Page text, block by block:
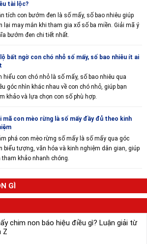
tài lộc?
tích con bướm đen là số mấy, số bao nhiêu giúp
lại may mắn khi tham gia xổ số ba miền. Giải mã ý
bướm đen chi tiết nhất.
lộ bất ngờ con chó nhỏ số mấy, số bao nhiêu ít ai
hiểu con chó nhỏ là số mấy, số bao nhiêu qua
góc nhìn khác nhau về con chó nhỏ, giúp bạn
khảo và lựa chọn con số phù hợp.
mã con mèo rừng là số mấy đầy đủ theo kinh
phá con mèo rừng số mấy là số mấy qua góc
biểu tượng, văn hóa và kinh nghiệm dân gian, giúp
tham khảo nhanh chóng.
GÌ
chim non báo hiệu điều gì? Luận giải từ
Z